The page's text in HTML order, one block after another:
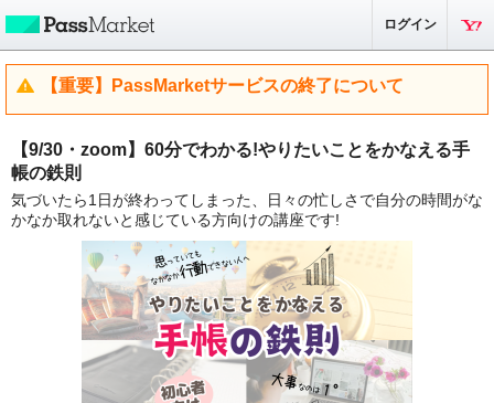
ログイン
【重要】PassMarketサービスの終了について
【9/30・zoom】60分でわかる!やりたいことをかなえる手
帳の鉄則
気づいたら1日が終わってしまった、日々の忙しさで自分の時間がな
かなか取れないと感じている方向けの講座です!